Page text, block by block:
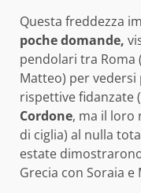
Questa freddezza
poche domande,
pendolari tra Roma
Matteo) per vedersi
rispettive fidanzate
Cordone, ma il
di ciglia) al nulla
estate
Grecia con Soraia